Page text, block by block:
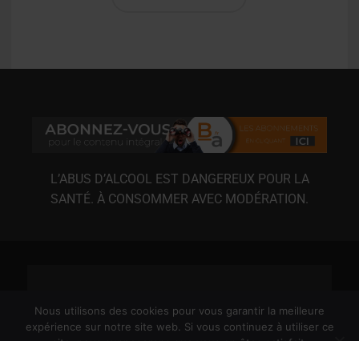
L’ABUS D’ALCOOL EST DANGEREUX POUR LA
SANTÉ. À CONSOMMER AVEC MODÉRATION.
Nous utilisons des cookies pour vous garantir la meilleure
expérience sur notre site web. Si vous continuez à utiliser ce